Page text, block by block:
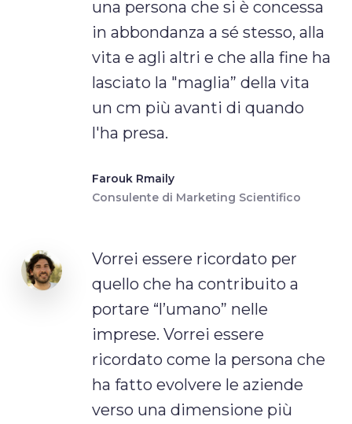
una persona che si è concessa
in abbondanza a sé stesso, alla
vita e agli altri e che alla fine ha
lasciato la "maglia” della vita
un cm più avanti di quando
l'ha presa.
Farouk Rmaily
Consulente di Marketing Scientifico
Vorrei essere ricordato per
quello che ha contribuito a
portare “l’umano” nelle
imprese. Vorrei essere
ricordato come la persona che
ha fatto evolvere le aziende
verso una dimensione più